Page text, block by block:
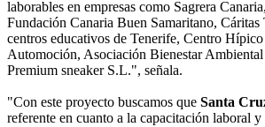
laborables en empresas como Sagrera
Fundación Canaria Buen Samaritano, Cáritas
centros educativos de Tenerife, Centro
Automoción, Asociación Bienestar
Premium sneaker S.L.", señala.
"Con este proyecto buscamos que Santa
referente en cuanto a la capacitación laboral